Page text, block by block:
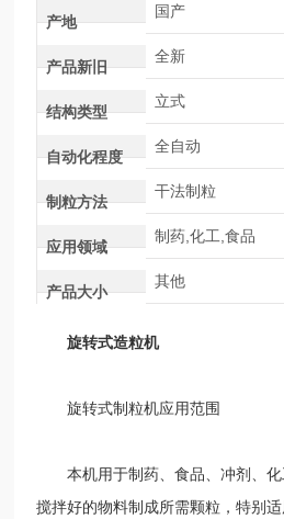
产地
国产
产品新旧
全新
结构类型
立式
自动化程度
全自动
制粒方法
干法制粒
应用领域
制药,化工,食品
产品大小
其他
旋转式造粒机
旋转式制粒机应用范围
本机用于制药、食品、冲剂、化
搅拌好的物料制成所需颗粒，特别适